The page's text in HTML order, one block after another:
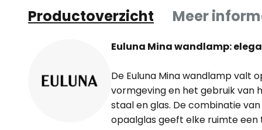
Productoverzicht Meer
Euluna Mina wandlamp:
De Euluna Mina wandlamp valt
vormgeving en het gebruik van
staal en glas. De combinatie
opaalglas geeft elke ruimte een